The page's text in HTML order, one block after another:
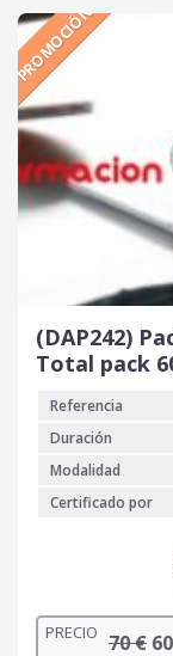
PROMOCIÓN
(DAP242)
Total pack
Referencia
Duración
Modalidad
Certificado por
PRECIO 70€ E
60